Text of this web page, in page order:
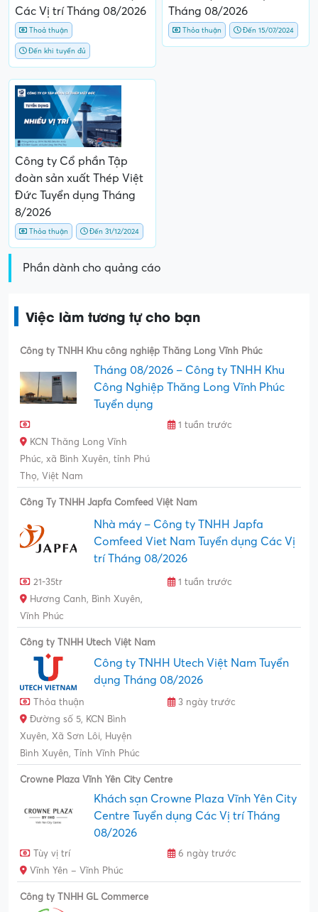
Các Vị trí Tháng 08/2026
Thoả thuận
Đến khi tuyển đủ
Tháng 08/2026
Thỏa thuận Đến 15/07/2024
Công ty Cổ phần Tập
đoàn sản xuất Thép Việt
Đức Tuyển dụng Tháng
8/2026
Thỏa thuận Đến 31/12/2024
Phần dành cho quảng cáo
Việc làm tương tự cho bạn
Công ty TNHH Khu công nghiệp Thăng Long Vĩnh Phúc
Tháng 08/2026 – Công ty TNHH Khu
Công Nghiệp Thăng Long Vĩnh Phúc
Tuyển dụng
1 tuần trước
KCN Thăng Long Vĩnh
Phúc, xã Bình Xuyên, tỉnh Phú
Thọ, Việt Nam
Công Ty TNHH Japfa Comfeed Việt Nam
Nhà máy – Công ty TNHH Japfa
Comfeed Viet Nam Tuyển dụng Các Vị
trí Tháng 08/2026
21-35tr
1 tuần trước
Hương Canh, Bình Xuyên,
Vĩnh Phúc
Công ty TNHH Utech Việt Nam
Công ty TNHH Utech Việt Nam Tuyển
dụng Tháng 08/2026
Thỏa thuận
3 ngày trước
Đường số 5, KCN Bình
Xuyên, Xã Sơn Lôi, Huyện
Bình Xuyên, Tỉnh Vĩnh Phúc
Crowne Plaza Vĩnh Yên City Centre
Khách sạn Crowne Plaza Vĩnh Yên City
Centre Tuyển dụng Các Vị trí Tháng
08/2026
Tùy vị trí
6 ngày trước
Vĩnh Yên – Vĩnh Phúc
Công ty TNHH GL Commerce